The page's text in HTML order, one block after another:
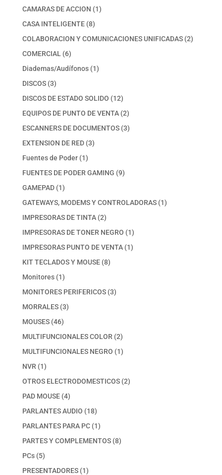
producto
CAMARAS DE ACCION 11
CASA INTELIGENTE 88
productos
COLABORACION Y COMUNICACIONES UNIFICADAS 22
COMERCIAL 66
productos
Diademas/Audífonos 11
DISCOS 33
productos
DISCOS DE ESTADO SOLIDO 1212
productos
EQUIPOS DE PUNTO DE VENTA 22
productos
ESCANNERS DE DOCUMENTOS 33
EXTENSION DE RED 33
Fuentes de Poder 11
producto
FUENTES DE PODER GAMING 99
GAMEPAD 11
producto
GATEWAYS, MODEMS Y CONTROLADORAS 11
IMPRESORAS DE TINTA 22
productos
IMPRESORAS DE TONER NEGRO 11
producto
IMPRESORAS PUNTO DE VENTA 11
KIT TECLADOS Y MOUSE 88
Monitores 11
producto
MONITORES PERIFERICOS 33
MORRALES 33
MOUSES 4646
productos
MULTIFUNCIONALES COLOR 22
productos
MULTIFUNCIONALES NEGRO 11
NVR 11
producto
OTROS ELECTRODOMESTICOS 22
PAD MOUSE 44
productos
PARLANTES AUDIO 1818
productos
PARLANTES PARA PC 11
producto
PARTES Y COMPLEMENTOS 88
PCs 55
productos
PRESENTADORES 11